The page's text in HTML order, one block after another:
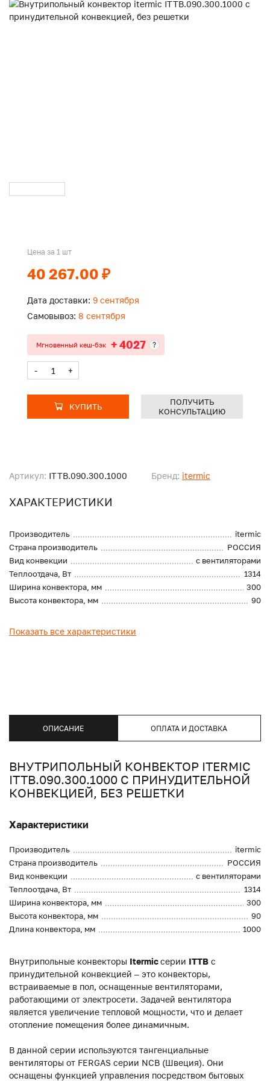
Артикул: ITTB.090.300.1000 Бренд: itermic
ХАРАКТЕРИСТИКИ
Производитель
itermic
Страна производитель
РОССИЯ
Вид конвекции
с вентиляторами
Теплоотдача, Вт
1314
Ширина конвектора, мм
300
Высота конвектора, мм
90
Показать все характеристики
Цена за 1 шт
40 267.00 ₽
Дата доставки: 9 сентября
Самовывоз: 8 сентября
Мгновенный кеш-бэк + 4027 ?
- +
КУПИТЬ
ПОЛУЧИТЬ
КОНСУЛЬТАЦИЮ
ОПИСАНИЕ ОПЛАТА И ДОСТАВКА
ВНУТРИПОЛЬНЫЙ КОНВЕКТОР ITERMIC
ITTB.090.300.1000 С ПРИНУДИТЕЛЬНОЙ
КОНВЕКЦИЕЙ, БЕЗ РЕШЕТКИ
Характеристики
Производитель
itermic
Страна производитель
РОССИЯ
Вид конвекции
с вентиляторами
Теплоотдача, Вт
1314
Ширина конвектора, мм
300
Высота конвектора, мм
90
Длина конвектора, мм
1000
Внутрипольные конвекторы Itermicсерии ITTB с
принудительной конвекцией – это конвекторы,
встраиваемые в пол, оснащенные вентиляторами,
работающими от электросети. Задачей вентилятора
является увеличение тепловой мощности, что и делает
отопление помещения более динамичным.
В данной серии используются тангенциальные
вентиляторы от FERGAS серии NCB (Швеция). Они
оснащены функцией управления посредством бытовых